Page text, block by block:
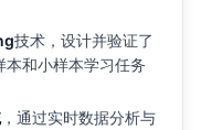
技术，设计并验证了
和小样本学习任务
，通过实时数据分析与